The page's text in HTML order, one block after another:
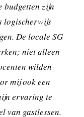
budgetten zijn
logischerwijs
De locale SG
niet alleen
wilden
mij ook een
ervaring te
van gastlessen.